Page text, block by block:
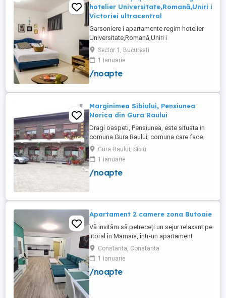
hotelier Universitate,Romană,Uniri i
Victoriei ultracentral
Garsoniere i apartamente regim hotelier
Universitate,Romană,Uniri i
Victoriei,renovate recent i utilate complet.
Preț: De la 120-200 lei pentru 3 ore Preț
garsoniere 120-200 lei pentru noapte Preț
apartamente 200-300 lei pentru noapte
Sector 1, Bucuresti
1 ianuarie
/noapte
Marginimea Sibiului, Pensiunea
Norica din Gura Raului
Dragi oaspeti, Pensiunea, este situata in
comuna Gura Raului, comuna care face
parte din salba celor mai vechi, frumoase
si instarite asezari ce alcatuiesc
Marginimea Sibiului, la 18 km de Sibiu in
directia Sebes (Cristian, Orlat, Gura
Gura Raului, Sibiu
1 ianuarie
/noapte
Apartament 2 camere zona Butoaie
Vă invităm să petreceți un sejur relaxant pe
litoral în Mamaia, într-un apartament
modern, situat în complexul Moonlight,
Residence, zona centrală una dintre cele
mai căutate locații din stațiune. Locație
excelentă la doar câțiva pași de plajă,
Constanta, Constanta
1 ianuarie
/noapte